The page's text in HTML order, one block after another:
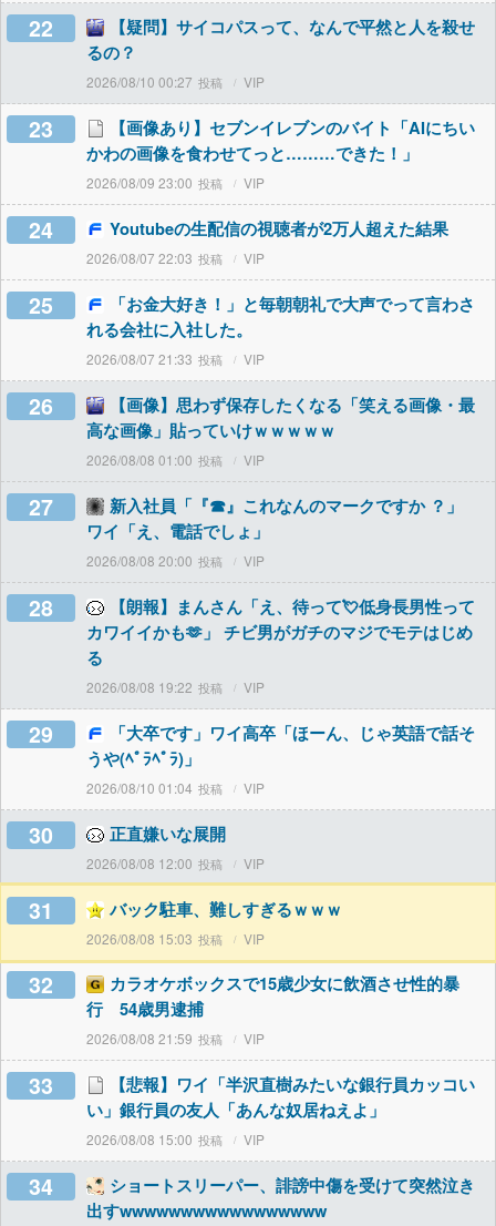
22
【疑問】サイコパスって、なんで平然と人を殺せ
るの？
2026/08/10 00:27 VIP
23
【画像あり】セブンイレブンのバイト「AIにちい
かわの画像を食わせてっと………できた！」
2026/08/09 23:00 VIP
24 Youtubeの生配信の視聴者が2万人超えた結果
2026/08/07 22:03 VIP
25
「お金大好き！」と毎朝朝礼で大声でって言わさ
れる会社に入社した。
2026/08/07 21:33 VIP
26
【画像】思わず保存したくなる「笑える画像・最
高な画像」貼っていけｗｗｗｗｗ
2026/08/08 01:00 VIP
27
新入社員「『☎︎』これなんのマークですか ？」
ワイ「え、電話でしょ」
2026/08/08 20:00 VIP
28
【朗報】まんさん「え、待って💘低身長男性って
カワイイかも🫶」 チビ男がガチのマジでモテはじめ
る
2026/08/08 19:22 VIP
29
「大卒です」ワイ高卒「ほーん、じゃ英語で話そ
うや(ﾍﾟﾗﾍﾟﾗ)」
2026/08/10 01:04 VIP
30 正直嫌いな展開
2026/08/08 12:00 VIP
31 バック駐車、難しすぎるｗｗｗ
2026/08/08 15:03 VIP
32
カラオケボックスで15歳少女に飲酒させ性的暴
行 54歳男逮捕
2026/08/08 21:59 VIP
33
【悲報】ワイ「半沢直樹みたいな銀行員カッコい
い」銀行員の友人「あんな奴居ねえよ」
2026/08/08 15:00 VIP
34
ショートスリーパー、誹謗中傷を受けて突然泣き
出すwwwwwwwwwwwwwwwww